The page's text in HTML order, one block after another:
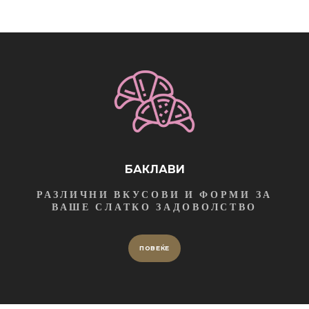
БАКЛАВИ
РАЗЛИЧНИ ВКУСОВИ И ФОРМИ ЗА
ВАШЕ СЛАТКО ЗАДОВОЛСТВО
ПОВЕЌЕ